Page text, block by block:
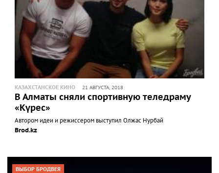
КАЗАХСТАНСКОЕ КИНО 21 АВГУСТА, 2018
В Алматы сняли спортивную теледраму
«Күрес»
Автором идеи и режиссером выступил Олжас Нурбай
Brod.kz
ВЫБОР БРОДВЕЯ